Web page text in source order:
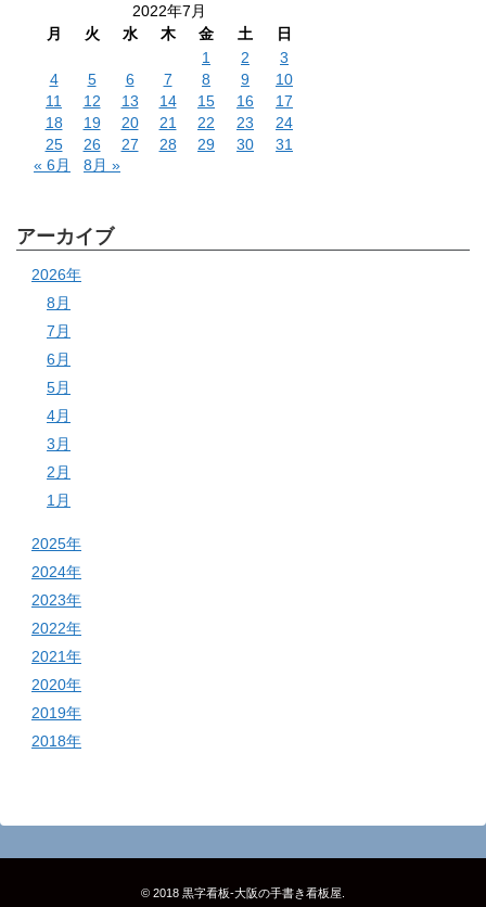
2022年7月
月
火 水 木 金 土
日
1
2
3
4
5 6 7 8 9
10
11
12 13 14 15 16
17
18
19 20 21 22 23
24
25
26 27 28 29 30
31
« 6月
8月 »
アーカイブ
2026年
8月
7月
6月
5月
4月
3月
2月
1月
2025年
2024年
2023年
2022年
2021年
2020年
2019年
2018年
© 2018 黒字看板‐大阪の手書き看板屋